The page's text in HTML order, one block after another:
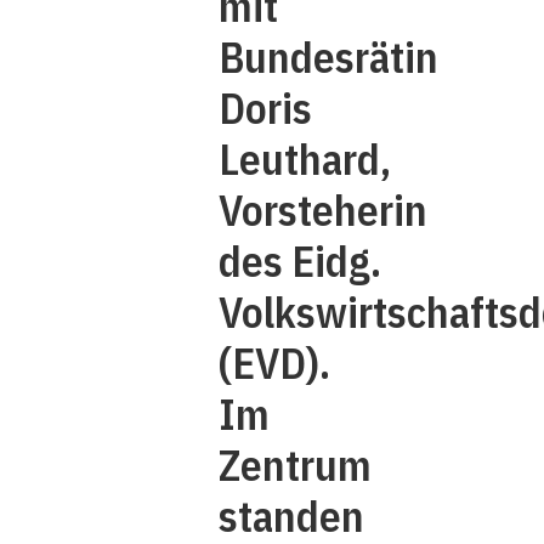
Bundesrätin
Doris
Leuthard,
Vorsteherin
des Eidg.
(EVD).
Im
Zentrum
standen